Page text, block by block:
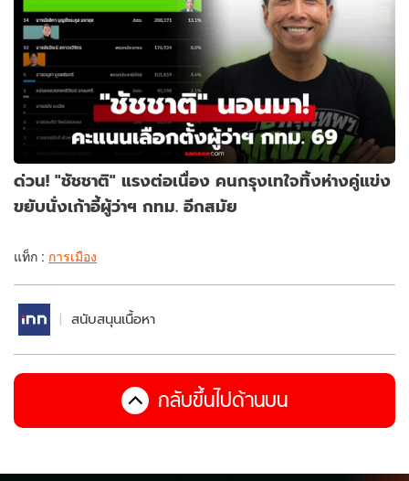
ด่วน! "ชัชชาติ" แรงต่อเนื่อง คนกรุงเทใจทิ้งห่างคู่แข่ง
ขยับนั่งเก้าอี้ผู้ว่าฯ กทม. อีกสมัย
แท็ก : การเมือง
สนับสนุนเนื้อหา
กลับขึ้นไปด้านบน